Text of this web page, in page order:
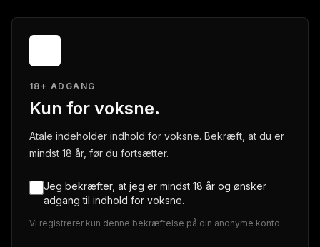
18+ ADGANG
Kun for voksne.
Atale indeholder indhold for voksne. Bekræft, at du er
mindst 18 år, før du fortsætter.
Jeg bekræfter, at jeg er mindst 18 år og ønsker
adgang til indhold for voksne.
Vi registrerer kun denne bekræftelse på din anonyme konto.